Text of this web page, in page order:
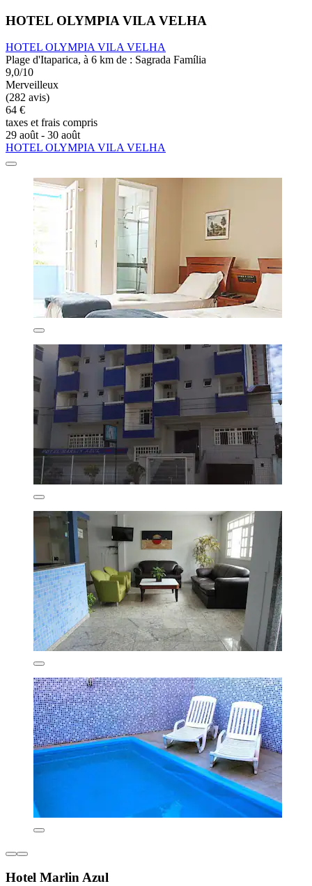
HOTEL OLYMPIA VILA VELHA
HOTEL OLYMPIA VILA VELHA
Plage d'Itaparica, à 6 km de : Sagrada Família
9,0/10
Merveilleux
(282 avis)
64 €
taxes et frais compris
29 août - 30 août
HOTEL OLYMPIA VILA VELHA
Hotel Marlin Azul